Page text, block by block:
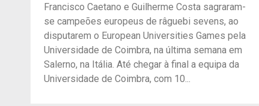
Francisco Caetano e Guilherme Costa sagraram-
se campeões europeus de râguebi sevens, ao
disputarem o European Universities Games pela
Universidade de Coimbra, na última semana em
Salerno, na Itália. Até chegar à final a equipa da
Universidade de Coimbra, com 10...